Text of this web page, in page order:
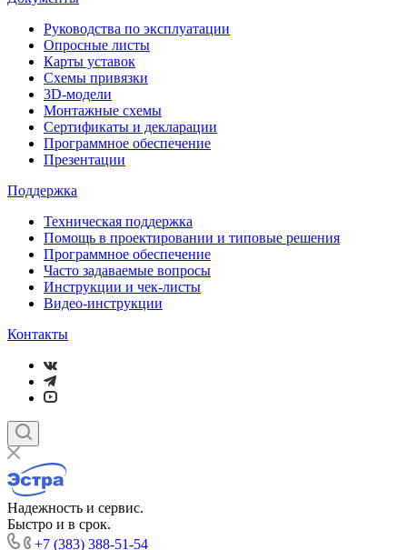
Руководства по эксплуатации
Опросные листы
Карты уставок
Схемы привязки
3D-модели
Монтажные схемы
Сертификаты и декларации
Программное обеспечение
Презентации
Поддержка
Техническая поддержка
Помощь в проектировании и типовые решения
Программное обеспечение
Часто задаваемые вопросы
Инструкции и чек-листы
Видео-инструкции
Контакты
Надежность и сервис.
Быстро и в срок.
+7 (383) 388-51-54